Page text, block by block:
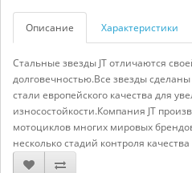
Описание Характеристики
Стальные звезды JT отличаются
долговечностью.Все звезды
стали европейского качества для
износостойкости.Компания JT
мотоциклов многих мировых
несколько стадий контроля